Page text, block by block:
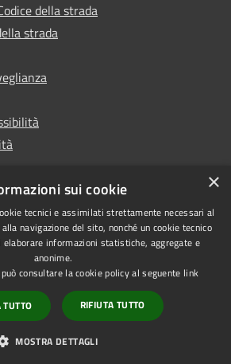
della strada
strada
Copyright © 2026 • Comune di
Piove di Sacco • Powered by
Municipium•Accesso
redazione
×
sui cookie
tecnici e assimilati strettamente necessari al
navigazione del sito, nonché un cookie tecnico
informazioni statistiche, aggregate e
anonime.
consultare la cookie policy al seguente link
TUTTO RIFIUTA TUTTO
MOSTRA DETTAGLI